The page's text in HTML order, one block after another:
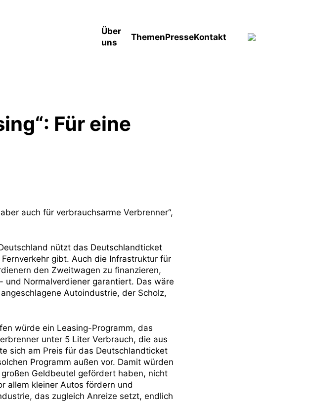
Über
uns
ThemenPresseKontakt
Für eine
auch für verbrauchsarme Verbrenner“,
nützt das Deutschlandticket
gibt. Auch die Infrastruktur für
den Zweitwagen zu finanzieren,
Normalverdiener garantiert. Das wäre
Autoindustrie, der Scholz,
würde ein Leasing-Programm, das
unter 5 Liter Verbrauch, die aus
sich am Preis für das Deutschlandticket
Programm außen vor. Damit würden
Geldbeutel gefördert haben, nicht
allem kleiner Autos fördern und
das zugleich Anreize setzt, endlich